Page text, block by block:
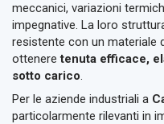
meccanici, variazioni
impegnative. La loro
resistente con un materiale
otteneretenuta efficace,
sotto carico.
Per le aziende industriali a
particolarmente rilevanti in